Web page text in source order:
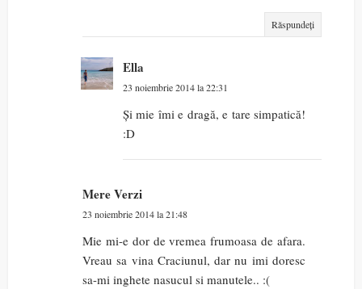
Răspundeți
Ella
23 noiembrie 2014 la 22:31
Și mie îmi e dragă, e tare simpatică!
:D
Mere Verzi
23 noiembrie 2014 la 21:48
Mie mi-e dor de vremea frumoasa de afara.
Vreau sa vina Craciunul, dar nu imi doresc
sa-mi inghete nasucul si manutele.. :(